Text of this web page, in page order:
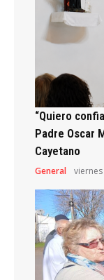
“Quiero
Padre Oscar
Cayetano
General